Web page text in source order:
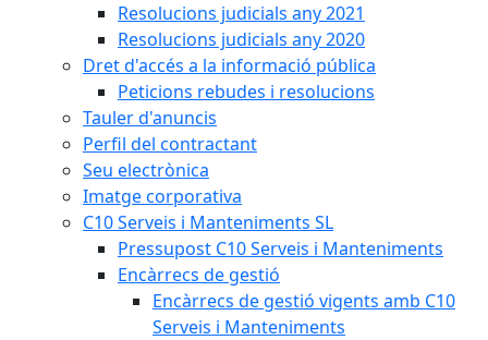
Resolucions judicials any 2021
Resolucions judicials any 2020
Dret d'accés a la informació pública
Peticions rebudes i resolucions
Tauler d'anuncis
Perfil del contractant
Seu electrònica
Imatge corporativa
C10 Serveis i Manteniments SL
Pressupost C10 Serveis i Manteniments
Encàrrecs de gestió
Encàrrecs de gestió vigents amb C10
Serveis i Manteniments